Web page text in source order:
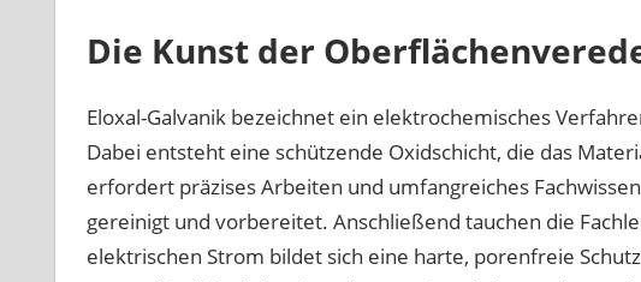
Die Kunst der
Eloxal-Galvanik bezeichnet ein elektrochemisches
Dabei entsteht eine schützende Oxidschicht, die das
erfordert präzises Arbeiten und umfangreiches
gereinigt und vorbereitet. Anschließend tauchen die
elektrischen Strom bildet sich eine harte, porenfreie